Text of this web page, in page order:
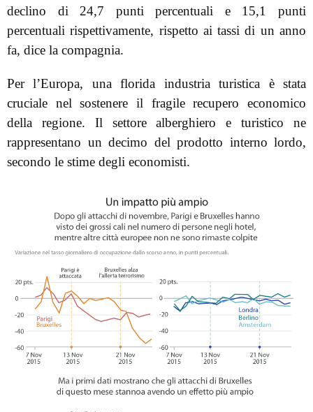
declino di 24,7 punti percentuali e 15,1 punti
percentuali rispettivamente, rispetto ai tassi di un anno
fa, dice la compagnia.
Per l’Europa, una florida industria turistica è stata
cruciale nel sostenere il fragile recupero economico
della regione. Il settore alberghiero e turistico ne
rappresentano un decimo del prodotto interno lordo,
secondo le stime degli economisti.